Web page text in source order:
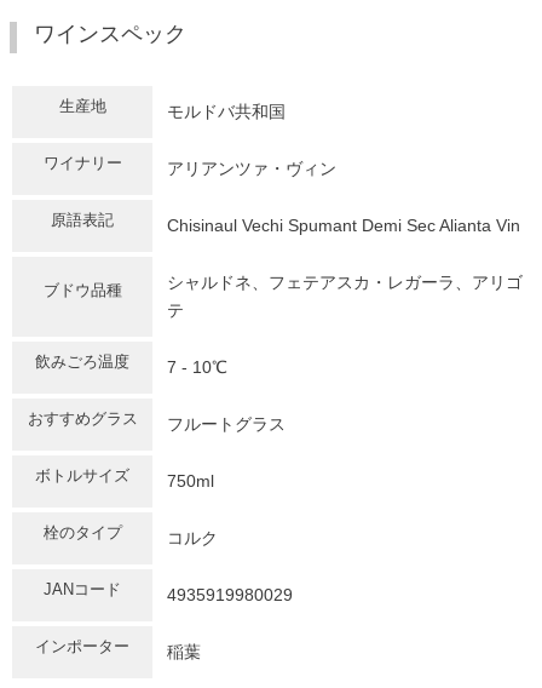
ワインスペック
生産地 モルドバ共和国
ワイナリー アリアンツァ・ヴィン
原語表記 Chisinaul Vechi Spumant Demi Sec Alianta Vin
ブドウ品種
シャルドネ、フェテアスカ・レガーラ、アリゴ
テ
飲みごろ温度 7 - 10℃
おすすめグラス フルートグラス
ボトルサイズ 750ml
栓のタイプ コルク
JANコード 4935919980029
インポーター 稲葉